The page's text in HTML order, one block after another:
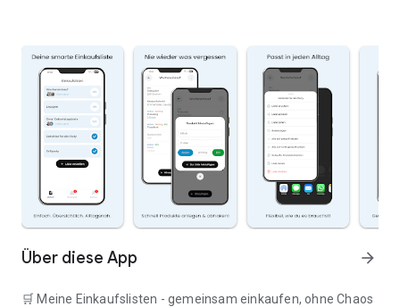
Über diese App arrow_forward
🛒 Meine Einkaufslisten - gemeinsam einkaufen, ohne Chaos